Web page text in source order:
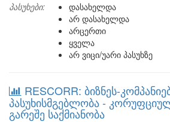
პასუხები:
დასახელდა
არ დასახელდა
არცერთი
ყველა
არ ვიცი/უარი პასუხზე
RESCORR: ბიზნეს-
პასუხისმგებლობა -
გარეშე საქმიანობა